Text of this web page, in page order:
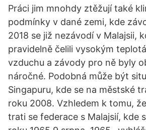
Práci jim mnohdy ztěžují také
podmínky v dané zemi, kde
2018 se již nezávodí v Malajsii,
pravidelně čelili vysokým
vzduchu a závody pro ně byly
náročné. Podobná může být
Singapuru, kde se na městské
roku 2008. Vzhledem k tomu,
trati se federace s Malajsií, kde